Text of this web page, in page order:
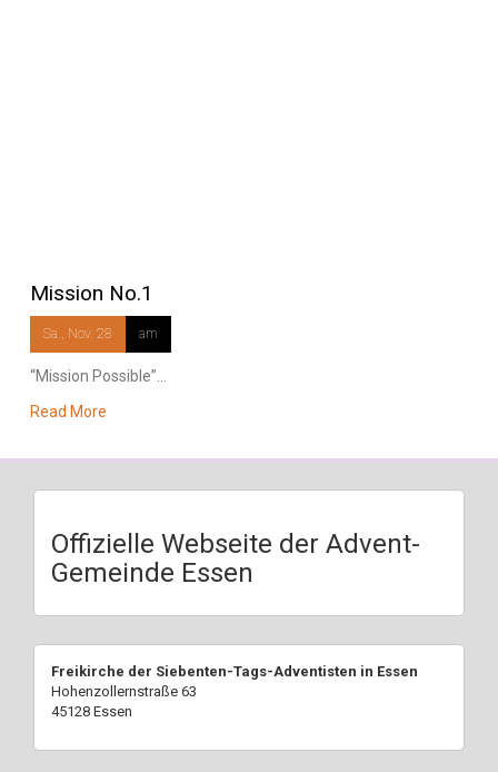
Mission No.1
Sa., Nov. 28 am
“Mission Possible”...
Read More
Offizielle Webseite der Advent-
Gemeinde Essen
Freikirche der Siebenten-Tags-Adventisten in Essen
Hohenzollernstraße 63
45128 Essen